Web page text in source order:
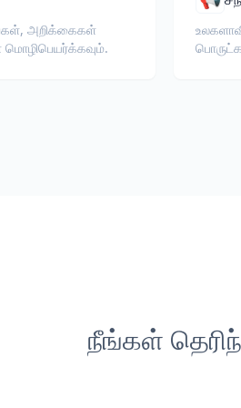
அறிக்கைகள்
நீங்கள்